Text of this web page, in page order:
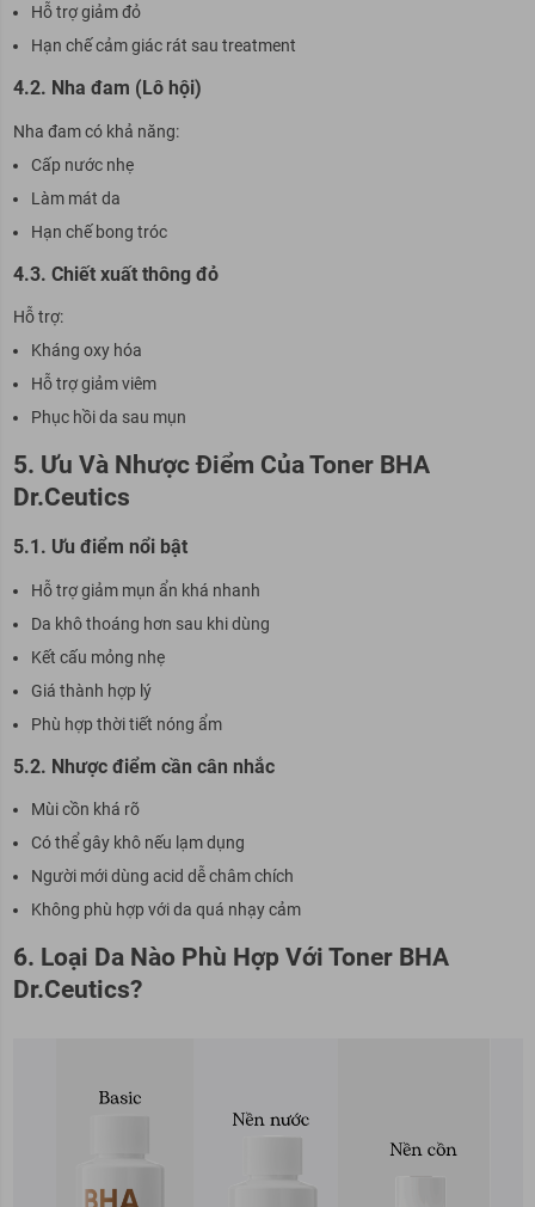
Hỗ trợ giảm đỏ
Hạn chế cảm giác rát sau treatment
4.2. Nha đam (Lô hội)
Nha đam có khả năng:
Cấp nước nhẹ
Làm mát da
Hạn chế bong tróc
4.3. Chiết xuất thông đỏ
Hỗ trợ:
Kháng oxy hóa
Hỗ trợ giảm viêm
Phục hồi da sau mụn
5. Ưu Và Nhược Điểm Của Toner BHA
Dr.Ceutics
5.1. Ưu điểm nổi bật
Hỗ trợ giảm mụn ẩn khá nhanh
Da khô thoáng hơn sau khi dùng
Kết cấu mỏng nhẹ
Giá thành hợp lý
Phù hợp thời tiết nóng ẩm
5.2. Nhược điểm cần cân nhắc
Mùi cồn khá rõ
Có thể gây khô nếu lạm dụng
Người mới dùng acid dễ châm chích
Không phù hợp với da quá nhạy cảm
6. Loại Da Nào Phù Hợp Với Toner BHA
Dr.Ceutics?